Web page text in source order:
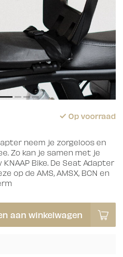
Op voorraad
neem je zorgeloos en
Zo kan je samen met je
Bike. De Seat Adapter
op de AMS, AMSX, BCN en
aan winkelwagen